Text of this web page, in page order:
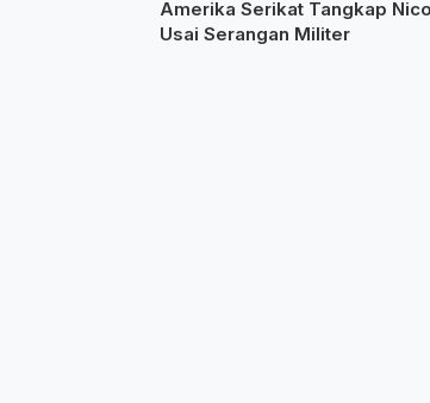
Amerika Serikat Tangkap
Usai Serangan Militer